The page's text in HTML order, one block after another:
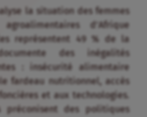
la situation des femmes
d’Afrique
représentent 49 % de la
des inégalités
: insécurité alimentaire
fardeau nutritionnel, accès
et aux technologies.
préconisent des politiques